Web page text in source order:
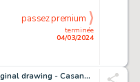
terminée
04/03/2024
passez premium
Emerson, Hunt - 1 Original drawing - Casanova's Last Stand - 1993